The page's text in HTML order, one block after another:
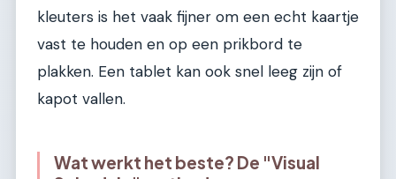
kleuters is het vaak fijner om een echt kaartje
vast te houden en op een prikbord te
plakken. Een tablet kan ook snel leeg zijn of
kapot vallen.
Wat werkt het beste? De "Visual